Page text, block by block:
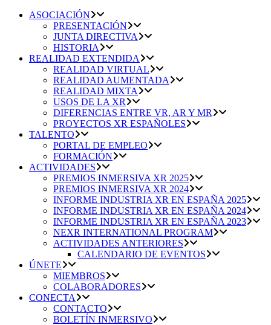
ASOCIACIÓN
PRESENTACIÓN
JUNTA DIRECTIVA
HISTORIA
REALIDAD EXTENDIDA
REALIDAD VIRTUAL
REALIDAD AUMENTADA
REALIDAD MIXTA
USOS DE LA XR
DIFERENCIAS ENTRE VR, AR Y MR
PROYECTOS XR ESPAÑOLES
TALENTO
PORTAL DE EMPLEO
FORMACIÓN
ACTIVIDADES
PREMIOS INMERSIVA XR 2025
PREMIOS INMERSIVA XR 2024
INFORME INDUSTRIA XR EN ESPAÑA 2025
INFORME INDUSTRIA XR EN ESPAÑA 2024
INFORME INDUSTRIA XR EN ESPAÑA 2023
NEXR INTERNATIONAL PROGRAM
ACTIVIDADES ANTERIORES
CALENDARIO DE EVENTOS
ÚNETE
MIEMBROS
COLABORADORES
CONECTA
CONTACTO
BOLETÍN INMERSIVO